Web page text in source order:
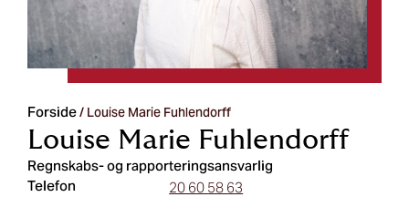
Forside/ Louise Marie Fuhlendorff
Louise Marie Fuhlendorff
Regnskabs- og rapporteringsansvarlig
Telefon
20 60 58 63